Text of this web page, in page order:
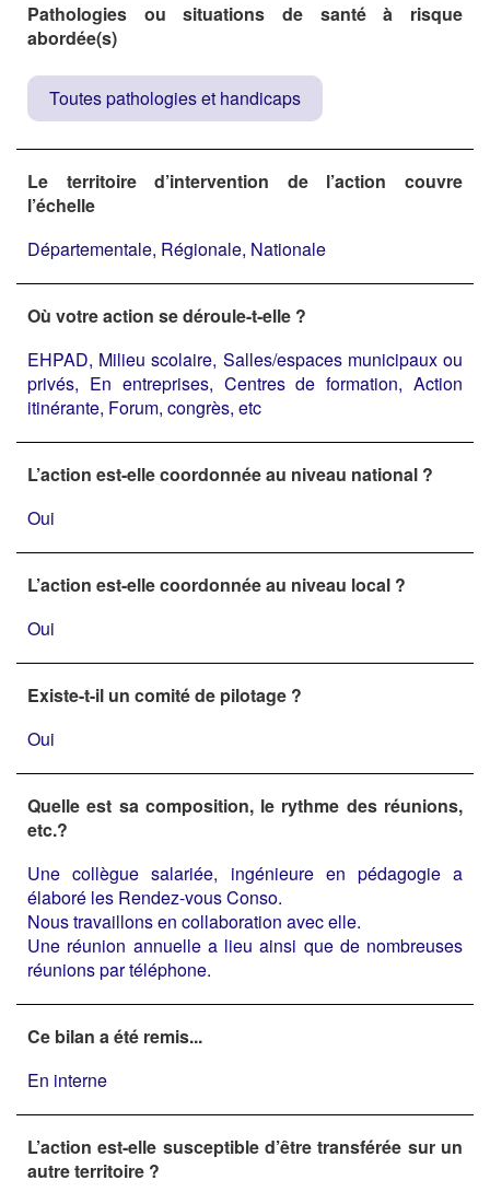
Pathologies ou situations de santé à risque
abordée(s)
Toutes pathologies et handicaps
Le territoire d’intervention de l’action couvre
l’échelle
Départementale, Régionale, Nationale
Où votre action se déroule-t-elle ?
EHPAD, Milieu scolaire, Salles/espaces municipaux ou
privés, En entreprises, Centres de formation, Action
itinérante, Forum, congrès, etc
L’action est-elle coordonnée au niveau national ?
Oui
L’action est-elle coordonnée au niveau local ?
Oui
Existe-t-il un comité de pilotage ?
Oui
Quelle est sa composition, le rythme des réunions,
etc.?
Une collègue salariée, ingénieure en pédagogie a
élaboré les Rendez-vous Conso.
Nous travaillons en collaboration avec elle.
Une réunion annuelle a lieu ainsi que de nombreuses
réunions par téléphone.
Ce bilan a été remis...
En interne
L’action est-elle susceptible d’être transférée sur un
autre territoire ?